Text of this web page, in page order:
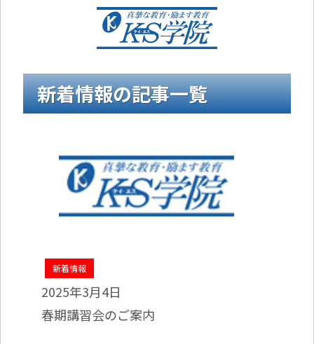
新着情報の記事一覧
新着情報
2025年3月4日
春期講習会のご案内